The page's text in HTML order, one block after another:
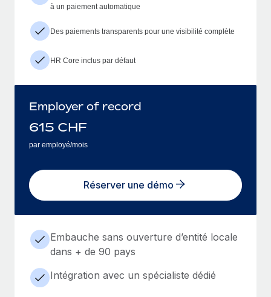
à un paiement automatique
Des paiements transparents pour une visibilité complète
HR Core inclus par défaut
Employer of record
615 CHF
par employé/mois
Réserver une démo
Embauche sans ouverture d’entité locale
dans + de 90 pays
Intégration avec un spécialiste dédié